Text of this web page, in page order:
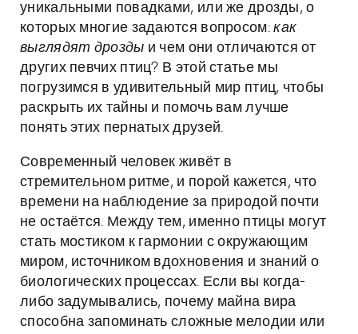
уникальными повадками, или же дрозды, о
которых многие задаются вопросом:как
выглядят дрозды и чем они отличаются от
других певчих птиц? В этой статье мы
погрузимся в удивительный мир птиц, чтобы
раскрыть их тайны и помочь вам лучше
понять этих пернатых друзей.
Современный человек живёт в
стремительном ритме, и порой кажется, что
времени на наблюдение за природой почти
не остаётся. Между тем, именно птицы могут
стать мостиком к гармонии с окружающим
миром, источником вдохновения и знаний о
биологических процессах. Если вы когда-
либо задумывались, почему майна вира
способна запоминать сложные мелодии или